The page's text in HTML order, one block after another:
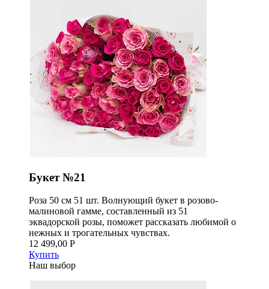
Букет №21
Роза 50 см 51 шт. Волнующий букет в розово-
малиновой гамме, составленный из 51
эквадорской розы, поможет рассказать любимой о
нежных и трогательных чувствах.
12 499,00 Р
Купить
Наш выбор